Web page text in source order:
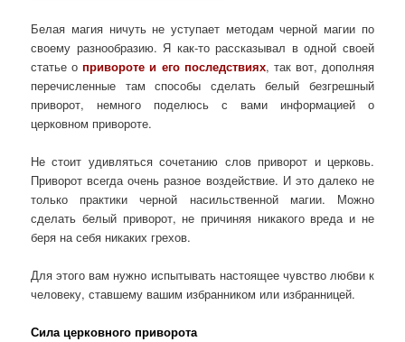
Белая магия ничуть не уступает методам черной магии по
своему разнообразию. Я как-то рассказывал в одной своей
статье опривороте и его последствиях, так вот, дополняя
перечисленные там способы сделать белый безгрешный
приворот, немного поделюсь с вами информацией о
церковном привороте.
Не стоит удивляться сочетанию слов приворот и церковь.
Приворот всегда очень разное воздействие. И это далеко не
только практики черной насильственной магии. Можно
сделать белый приворот, не причиняя никакого вреда и не
беря на себя никаких грехов.
Для этого вам нужно испытывать настоящее чувство любви к
человеку, ставшему вашим избранником или избранницей.
Сила церковного приворота